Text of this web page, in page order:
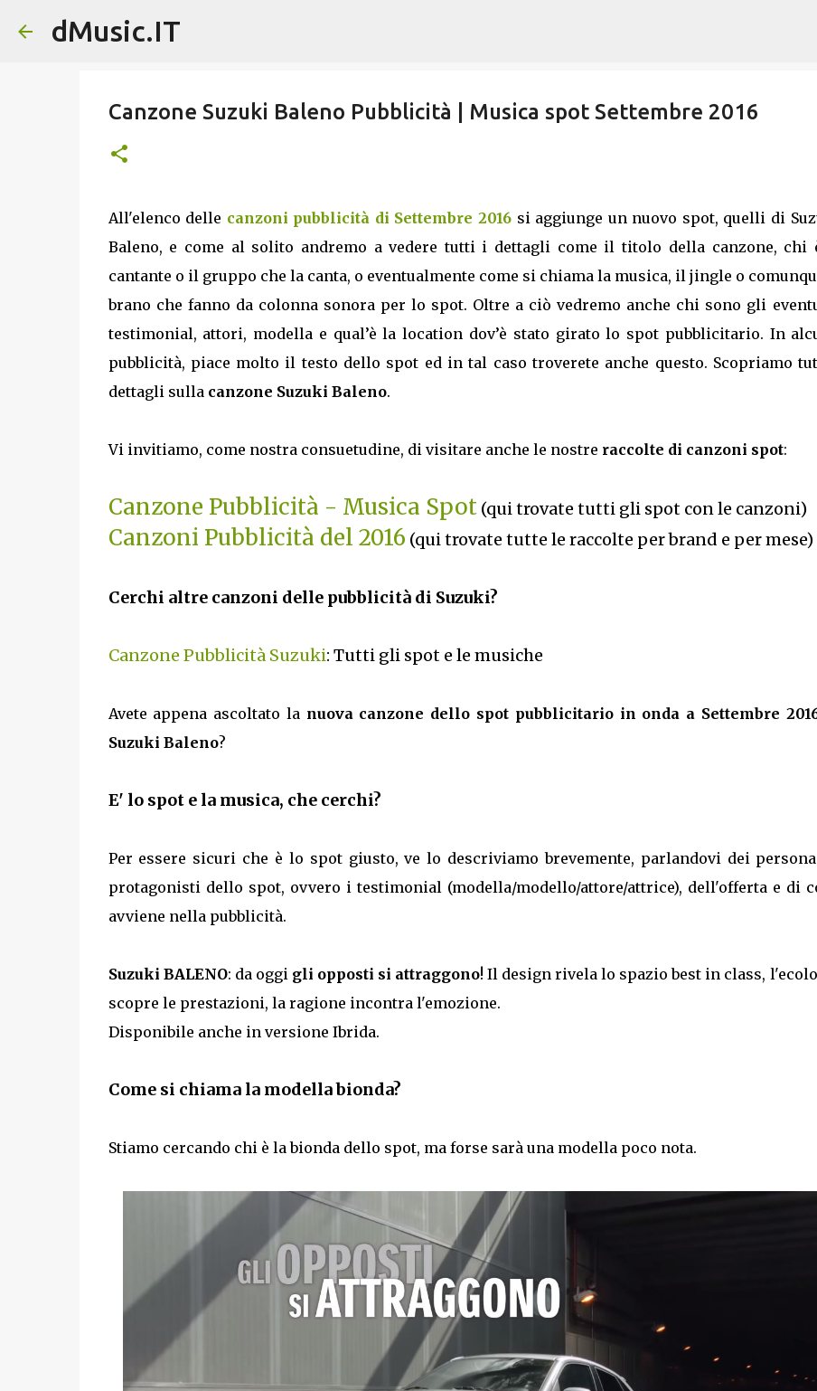
dMusic.IT
Canzone Suzuki Baleno Pubblicità | Musica spot Settembre 2016
All'elenco delle canzoni pubblicità di Settembre 2016si aggiunge un nuovo spot, quelli di
Baleno, e come al solito andremo a vedere tutti i dettagli come il titolo della canzone, chi
cantante o il gruppo che la canta, o eventualmente come si chiama la musica, il jingle o
brano che fanno da colonna sonora per lo spot. Oltre a ciò vedremo anche chi sono gli
testimonial, attori, modella e qual’è la location dov’è stato girato lo spot pubblicitario. In
pubblicità, piace molto il testo dello spot ed in tal caso troverete anche questo. Scopriamo
dettagli sulla canzone Suzuki Baleno.
Vi invitiamo, come nostra consuetudine, di visitare anche le nostre raccolte di canzoni spot:
Canzone Pubblicità - Musica Spot (qui trovate tutti gli spot con le canzoni)
Canzoni Pubblicità del 2016 (qui trovate tutte le raccolte per brand e per mese)
Cerchi altre canzoni delle pubblicità di Suzuki?
Canzone Pubblicità Suzuki: Tutti gli spot e le musiche
Avete appena ascoltato la nuova canzone dello spot pubblicitario in onda a Settembre
Suzuki Baleno?
E' lo spot e la musica, che cerchi?
Per essere sicuri che è lo spot giusto, ve lo descriviamo brevemente, parlandovi dei
protagonisti dello spot, ovvero i testimonial (modella/modello/attore/attrice), dell'offerta e di
avviene nella pubblicità.
Suzuki BALENO: da oggigli opposti si attraggono! Il design rivela lo spazio best in class,
scopre le prestazioni, la ragione incontra l'emozione.
Disponibile anche in versione Ibrida.
Come si chiama la modella bionda?
Stiamo cercando chi è la bionda dello spot, ma forse sarà una modella poco nota.